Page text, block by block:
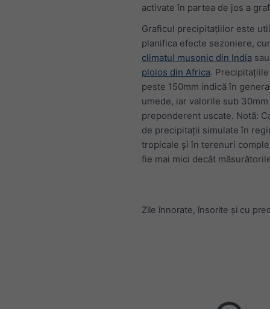
activate în partea de jos a
Graficul precipitațiilor este
planifica efecte sezoniere,
climatul musonic din India
ploios din Africa.
peste 150mm indică în
umede, iar valorile sub
preponderent uscate. Notă:
de precipitații simulate în
tropicale și în terenuri
fie mai mici decât
Zile înnorate, însorite și cu